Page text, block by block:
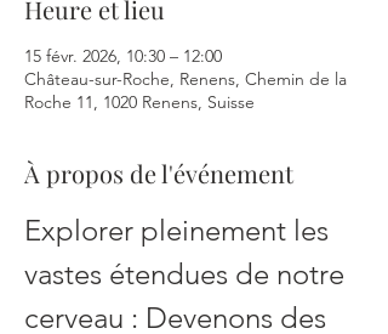
Heure et lieu
15 févr. 2026, 10:30 – 12:00
Château-sur-Roche, Renens, Chemin de la
Roche 11, 1020 Renens, Suisse
À propos de l'événement
Explorer pleinement les
vastes étendues de notre
cerveau : Devenons des